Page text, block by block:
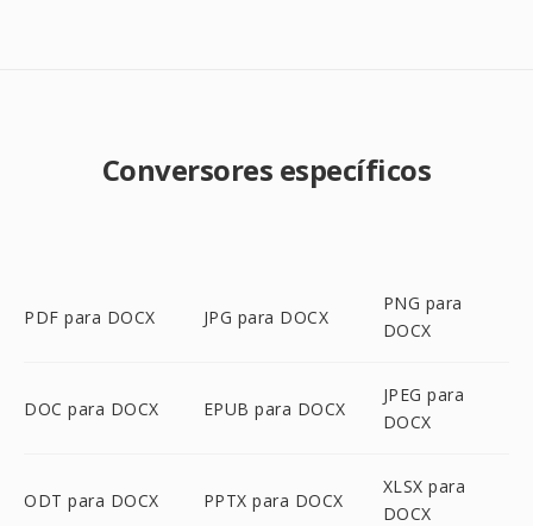
Conversores específicos
PDF para DOCX JPG para DOCX
PNG para
DOCX
DOC para DOCX EPUB para DOCX
JPEG para
DOCX
ODT para DOCX PPTX para DOCX
XLSX para
DOCX